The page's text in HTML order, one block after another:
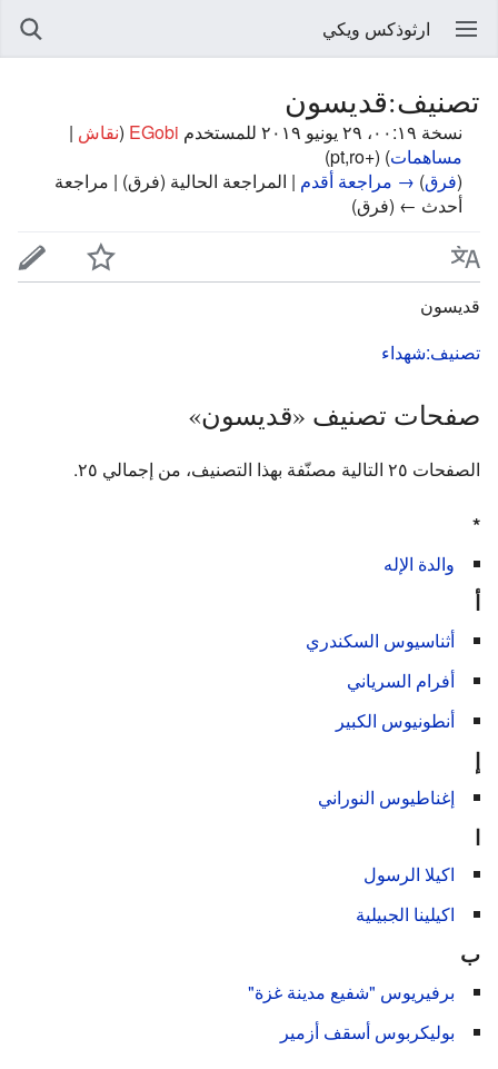
ارثوذكس ويكي
تصنيف:قديسون
نسخة ٠٠:١٩، ٢٩ يونيو ٢٠١٩ للمستخدم EGobi
(نقاش |
مساهمات)
(+pt,ro)
(فرق) → مراجعة أقدم | المراجعة الحالية (فرق) | مراجعة
أحدث ← (فرق)
قديسون
تصنيف:شهداء
صفحات تصنيف «قديسون»
الصفحات ٢٥ التالية مصنّفة بهذا التصنيف، من إجمالي ٢٥.
*
والدة الإله
أ
أثناسيوس السكندري
أفرام السرياني
أنطونيوس الكبير
إ
إغناطيوس النوراني
ا
اكيلا الرسول
اكيلينا الجبيلية
ب
برفيريوس "شفيع مدينة غزة"
بوليكربوس أسقف أزمير